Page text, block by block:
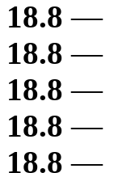
18.8 —
18.8 —
18.8 —
18.8 —
18.8 —